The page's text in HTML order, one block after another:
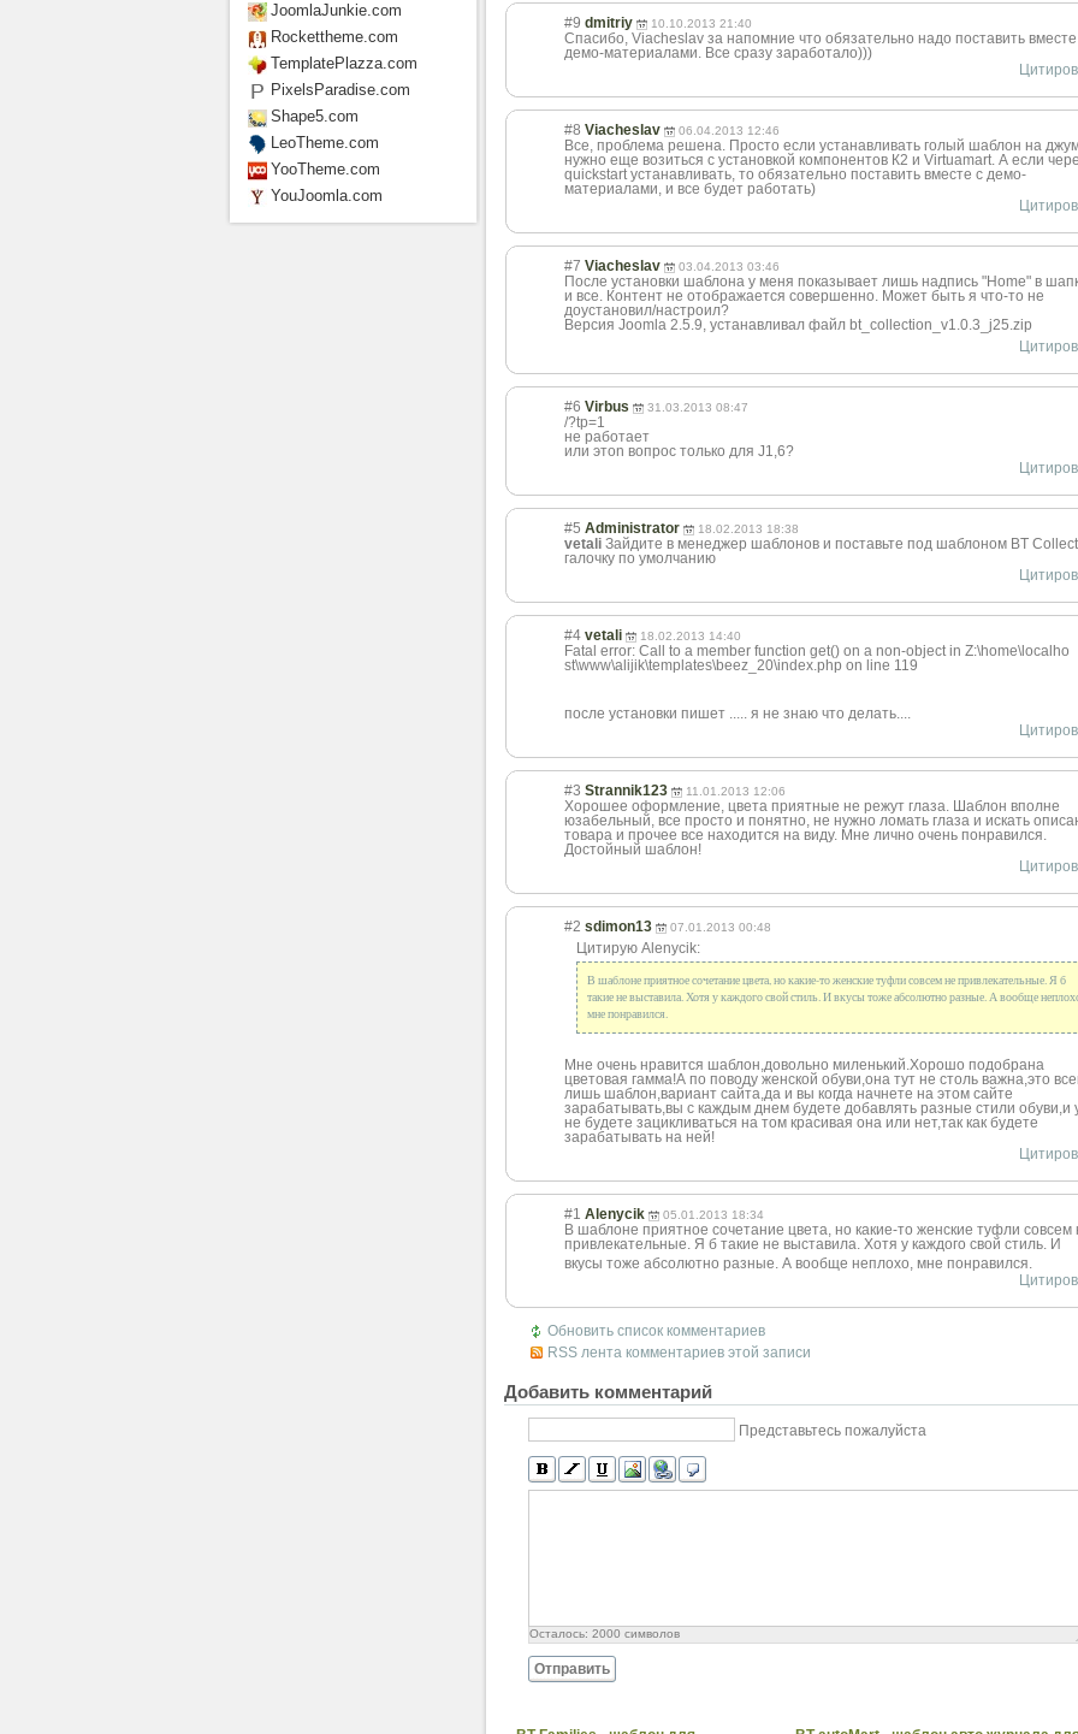
#9 dmitriy 10.10.2013 21:40
Спасибо, Viacheslav за напомние что обязательно надо поставить вместе
демо-материалами. Все сразу заработало)))
#8 Viacheslav 06.04.2013 12:46
Все, проблема решена. Просто если устанавливать голый шаблон на
нужно еще возиться с установкой компонентов К2 и Virtuamart. А если
quickstart устанавливать, то обязательно поставить вместе с демо-
материалами, и все будет работать)
#7 Viacheslav 03.04.2013 03:46
После установки шаблона у меня показывает лишь надпись "Home" в
и все. Контент не отображается совершенно. Может быть я что-то не
доустановил/настроил?
Версия Joomla 2.5.9, устанавливал файл bt_collection_v1.0.3_j25.zip
#6 Virbus 31.03.2013 08:47
/?tp=1
не работает
или этоn вопрос только для J1,6?
#5 Administrator 18.02.2013 18:38
vetaliЗайдите в менеджер шаблонов и поставьте под шаблоном BT
галочку по умолчанию
#4 vetali 18.02.2013 14:40
Fatal error: Call to a member function get() on a non-object in Z:\home\localho
st\www\alijik\templates\beez_20\index.php on line 119
после установки пишет ..... я не знаю что делать....
#3 Strannik123 11.01.2013 12:06
Хорошее оформление, цвета приятные не режут глаза. Шаблон вполне
юзабельный, все просто и понятно, не нужно ломать глаза и искать
товара и прочее все находится на виду. Мне лично очень понравился.
Достойный шаблон!
#2 sdimon13 07.01.2013 00:48
Цитирую Alenycik:
В шаблоне приятное сочетание цвета, но какие-то женские туфли совсем не привлекательные. Я б
такие не выставила. Хотя у каждого свой стиль. И вкусы тоже абсолютно разные. А вообще
мне понравился.
Мне очень нравится шаблон,довольно миленький.Хорошо подобрана
цветовая гамма!А по поводу женской обуви,она тут не столь важна,это
лишь шаблон,вариант сайта,да и вы когда начнете на этом сайте
зарабатывать,вы с каждым днем будете добавлять разные стили обуви,и
не будете зацикливаться на том красивая она или нет,так как будете
зарабатывать на ней!
#1 Alenycik 05.01.2013 18:34
В шаблоне приятное сочетание цвета, но какие-то женские туфли совсем
привлекательные. Я б такие не выставила. Хотя у каждого свой стиль. И
вкусы тоже абсолютно разные. А вообще неплохо, мне понравился.
Обновить список комментариев
RSS лента комментариев этой записи
Добавить комментарий
Представьтесь пожалуйста
Осталось: 2000 символов
Отправить
JoomlaJunkie.com
Rockettheme.com
TemplatePlazza.com
PixelsParadise.com
Shape5.com
LeoTheme.com
YooTheme.com
YouJoomla.com